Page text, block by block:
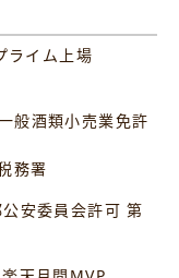
イム上場
酒類小売業免許
署
委員会許可 第